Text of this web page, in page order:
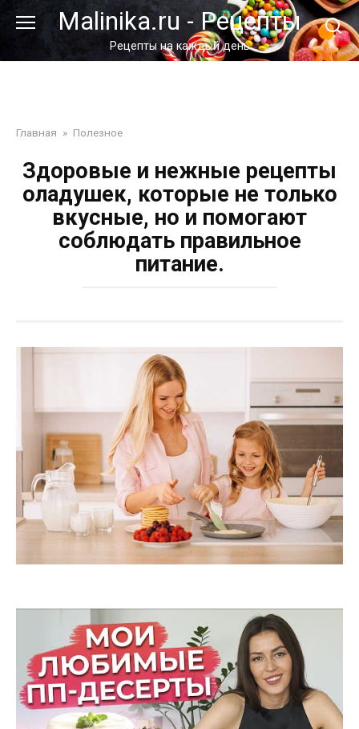
Перейти
контенту
Malinika.ru - Рецепты
Рецепты на каждый день
Главная » Полезное
Здоровые и нежные рецепты
оладушек, которые не только
вкусные, но и помогают
соблюдать правильное
питание.